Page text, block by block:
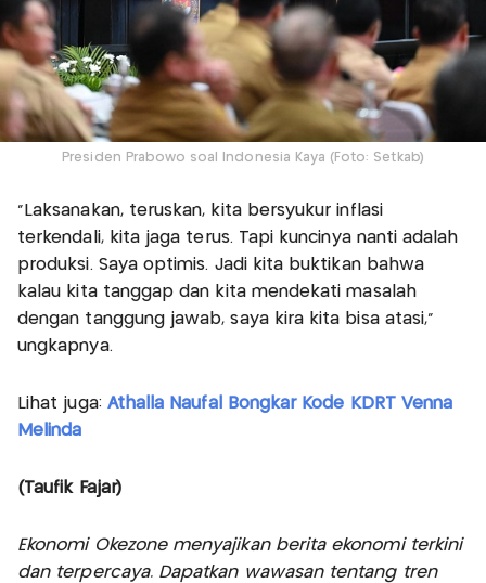
Presiden Prabowo soal Indonesia Kaya (Foto: Setkab)
“Laksanakan, teruskan, kita bersyukur inflasi
terkendali, kita jaga terus. Tapi kuncinya nanti adalah
produksi. Saya optimis. Jadi kita buktikan bahwa
kalau kita tanggap dan kita mendekati masalah
dengan tanggung jawab, saya kira kita bisa atasi,”
ungkapnya.
Lihat juga: Athalla Naufal Bongkar Kode KDRT Venna
Melinda
(Taufik Fajar)
Ekonomi Okezone menyajikan berita ekonomi terkini
dan terpercaya. Dapatkan wawasan tentang tren